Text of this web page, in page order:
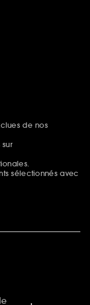
de nos
sélectionnés avec